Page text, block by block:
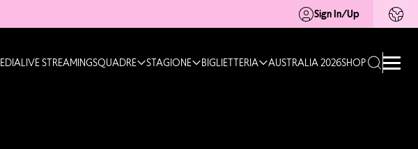
Sign In/Up
LIVE STREAMINGSQUADRE STAGIONE BIGLIETTERIA AUSTRALIA 2026SHOP